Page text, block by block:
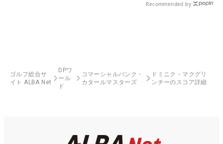
Recommended by
ゴルフ総合サ
イト ALBA Net
DPワ
ール
ド
コマーシャルバンク・
カタールマスターズ
ドミニク・マクグリ
ンチーのスコア詳細